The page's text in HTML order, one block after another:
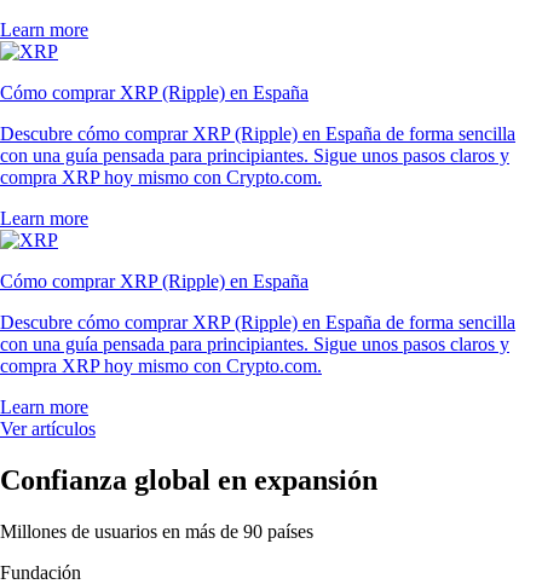
Learn more
Cómo comprar XRP (Ripple) en España
Descubre cómo comprar XRP (Ripple) en España de forma sencilla
con una guía pensada para principiantes. Sigue unos pasos claros y
compra XRP hoy mismo con Crypto.com.
Learn more
Cómo comprar XRP (Ripple) en España
Descubre cómo comprar XRP (Ripple) en España de forma sencilla
con una guía pensada para principiantes. Sigue unos pasos claros y
compra XRP hoy mismo con Crypto.com.
Learn more
Ver artículos
Confianza global en expansión
Millones de usuarios en más de 90 países
Fundación